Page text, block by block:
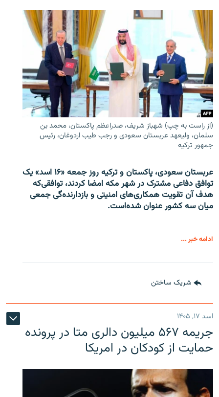
(از راست به چپ) شهباز شریف، صدراعظم پاکستان، محمد بن
سلمان، ولیعهد عربستان سعودی و رجب طیب اردوغان، رئیس
جمهور ترکیه
عربستان سعودی، پاکستان و ترکیه روز جمعه «۱۶ اسد» یک
توافق دفاعی مشترک در شهر مکه امضا کردند، توافقی‌که
هدف آن تقویت همکاری‌های امنیتی و بازدارنده‌گی جمعی
میان سه کشور عنوان شده‌است.
ادامه خبر ...
شریک ساختن
اسد ۱۷, ۱۴۰۵
جریمه ۵۶۷ میلیون دالری متا در پرونده
حمایت از کودکان در امریکا